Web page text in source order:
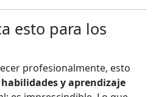
esto para los
profesionalmente, esto
y aprendizaje